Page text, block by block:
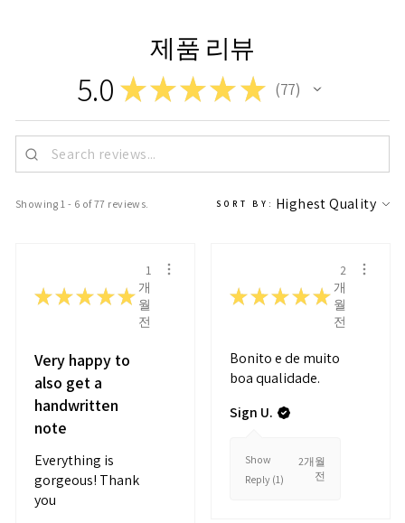
제품 리뷰
5.0 ★★★★★ 77
77
Showing 1 - 6 of 77 reviews. SORT BY:
★★★★★
1
개
월
전
Very happy to
also get a
handwritten
note
Everything is
gorgeous! Thank
you
★★★★★
2
개
월
전
Bonito e de muito
boa qualidade.
Sign U.
Show
Reply (1)
2개월
전